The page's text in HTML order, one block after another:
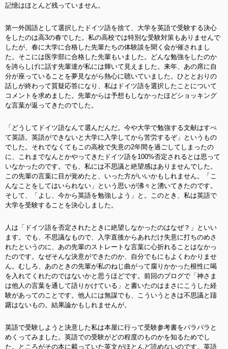
記憶はほとんど残っていません。
第一外国語として選択したドイツ語を捨て、大学を英語で受験する決心
をしたのは高3の春でした。私の高校では特別な受験対策もありませんで
したが、春に大学に合格した先輩たちの体験談を聞く会が催されまし
た。そこには医学部に合格した先輩もいました。どんな勉強をしたのか
を誇らしげに話す先輩達が私には輝いて見えました。来年、あの席に自
分が座っていることを夢見ながら熱心に聴いていました。ひととおりの
話しが終わって質疑応答になり、私はドイツ語を選択したことについて
コメントを求めました。先輩からは予想もしなかったほどショッキング
な言葉が返ってきたのでした。
「どうしてドイツ語なんて選んだんだ。今や大学で勉強する文献はすべ
て英語。英語ができないと大学に入学してから苦労するぞ」というもの
でした。それでなくてもこの高校で失意の2年間を過ごしてしまったの
に、これまでなんとかやってきたドイツ語を100%否定されるとは思って
いなかったのです。でも、私には不思議と絶望感はありませんでした。
この先輩の言葉に目が覚めたと、いった方がいいかもしれません。「こ
んなことをしてはいられない」という思いが沸々と湧いてきたのです。
そして、「よし、今から英語を勉強しよう」と。このとき、私は英語で
大学を受験することを決心しました。
人は「ドイツ語を否定されたときに絶望しなかったのはなぜ？」といい
ます。でも、不思議なもので、入学直後からあれだけ失意に打ちのめさ
れたというのに、あの先輩のストレートな言葉に心折れることはなかっ
たのです。なぜそんな決意ができたのか、自分でもにもよくわかりませ
ん。むしろ、あのときの先輩が私のねじ曲がって腐りかかった根性に喝
を入れてくれたのではないかと思うほどです。前回のブログで「神さま
は他人の言葉を通して語りかけている」と書いたのはまさにこうした経
験があってのことです。他人には無謀でも、こういうときは不思議と躊
躇はないもの。結果論かもしれませんが。
英語で受験しようと決意した私は本屋に行って受験参考書をパラパラと
めくってみました。英語での受験がどの程度のものかを知るためでし
た。ところがその本に載っていた英文がほとんど読めないのです。英語